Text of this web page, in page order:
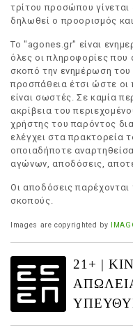
τρίτου προσώπου γίνεται
δηλωθεί ο προορισμός
Το "agones.gr" είναι
όλες οι πληροφορίες που
σκοπό την ενημέρωση
προσπάθεια έτσι ώστε οι
είναι σωστές. Σε καμία
ακρίβεια του
χρήστης του παρόντος
ελέγχει στα πρακτορεία
οποιαδήποτε
αγώνων, αποδόσεις,
Οι αποδόσεις παρέχονται
σκοπούς.
Images are copyrighted by
21+ |